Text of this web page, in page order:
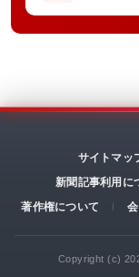
サイトマッ
新聞記事利用に
著作権について
Copyright (c)